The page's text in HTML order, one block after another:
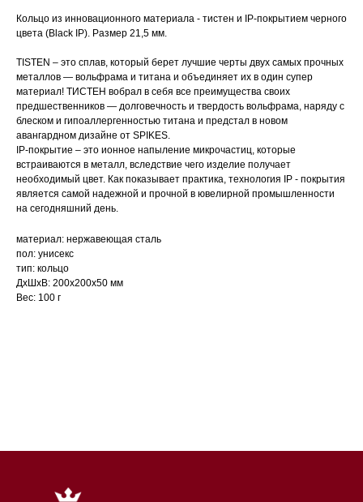
Кольцо из инновационного материала - тистен и IP-покрытием черного
цвета (Black IP). Размер 21,5 мм.
TISTEN – это сплав, который берет лучшие черты двух самых прочных
металлов — вольфрама и титана и объединяет их в один супер
материал! ТИСТЕН вобрал в себя все преимущества своих
предшественников — долговечность и твердость вольфрама, наряду с
блеском и гипоаллергенностью титана и предстал в новом
авангардном дизайне от SPIKES.
IP-покрытие – это ионное напыление микрочастиц, которые
встраиваются в металл, вследствие чего изделие получает
необходимый цвет. Как показывает практика, технология IP - покрытия
является самой надежной и прочной в ювелирной промышленности
на сегодняшний день.
материал: нержавеющая сталь
пол: унисекс
тип: кольцо
ДxШxВ: 200x200x50 мм
Вес: 100 г